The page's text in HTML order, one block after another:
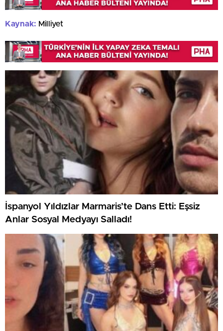
Kaynak: Milliyet
İspanyol Yıldızlar Marmaris’te Dans Etti: Eşsiz
Anlar Sosyal Medyayı Salladı!